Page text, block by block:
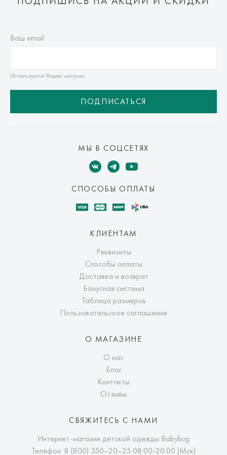
Ваш email
Используется Яндекс метрика
ПОДПИСАТЬСЯ
МЫ В СОЦСЕТЯХ
СПОСОБЫ ОПЛАТЫ
КЛИЕНТАМ
Реквизиты
Способы оплаты
Доставка и возврат
Бонусная система
Таблица размеров
Пользовательское соглашение
О МАГАЗИНЕ
О нас
Блог
Контакты
Отзывы
СВЯЖИТЕСЬ С НАМИ
Интернет-магазин детской одежды Babybug
Телефон: 8 (800) 350–20–25 08:00-20:00 (Мск)